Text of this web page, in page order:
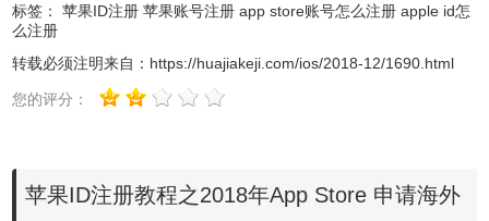
标签： 苹果ID注册 苹果账号注册 app store账号怎么注册 apple id怎
么注册
转载必须注明来自： https://huajiakeji.com/ios/2018-12/1690.html
您的评分：
苹果ID注册教程之2018年App Store 申请海外